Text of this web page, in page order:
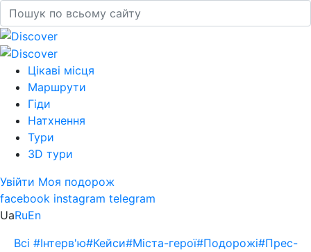
Цікаві місця
Маршрути
Гіди
Натхнення
Тури
3D тури
Увійти Моя подорож
facebook instagram telegram
UaRuEn
Всі #Інтерв'ю#Кейси#Міста-герої#Подорожі#Прес-